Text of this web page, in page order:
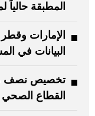
المطبقة
الإمارات
البيانات في
تخصيص نصف
القطاع